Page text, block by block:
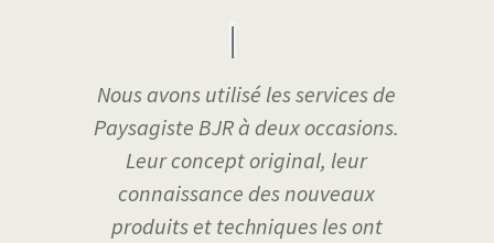
Nous avons utilisé les services de
Paysagiste BJR à deux occasions.
Leur concept original, leur
connaissance des nouveaux
produits et techniques les ont